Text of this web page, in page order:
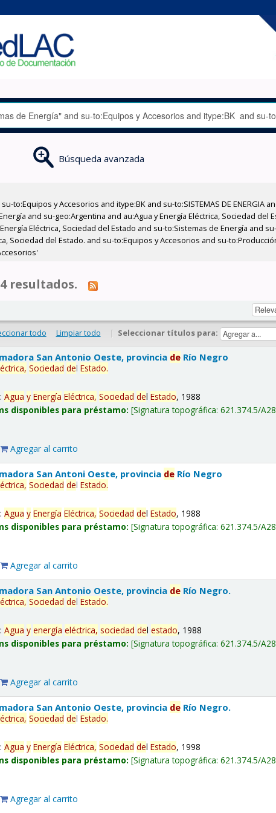
Búsqueda avanzada
y Accesorios and itype:BK and su-to:SISTEMAS DE ENERGIA
and su-geo:Argentina and au:Agua y Energía Eléctrica, Sociedad del
Eléctrica, Sociedad del Estado and su-to:Sistemas de Energía and
Sociedad del Estado. and su-to:Equipos y Accesorios and su-
resultados.
todo Limpiar todo | Seleccionar títulos para:
San Antonio Oeste, provincia de Río Negro
Sociedad delEstado.
Agua y Energía Eléctrica, Sociedad delEstado, 1988
disponibles para préstamo: Signatura topográfica:621.374.5/
Agregar al carrito
San Antoni Oeste, provincia de Río Negro
Sociedad delEstado.
Agua y Energía Eléctrica, Sociedad delEstado, 1988
disponibles para préstamo: Signatura topográfica:621.374.5/
Agregar al carrito
San Antonio Oeste, provincia de Río Negro.
Sociedad delEstado.
Agua y energía eléctrica, sociedad delestado, 1988
disponibles para préstamo: Signatura topográfica:621.374.5/
Agregar al carrito
San Antonio Oeste, provincia de Río Negro.
Sociedad delEstado.
Agua y Energía Eléctrica, Sociedad delEstado, 1998
disponibles para préstamo: Signatura topográfica:621.374.5/
Agregar al carrito